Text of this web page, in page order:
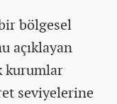
bölgesel
açıklayan
kurumlar
seviyelerine